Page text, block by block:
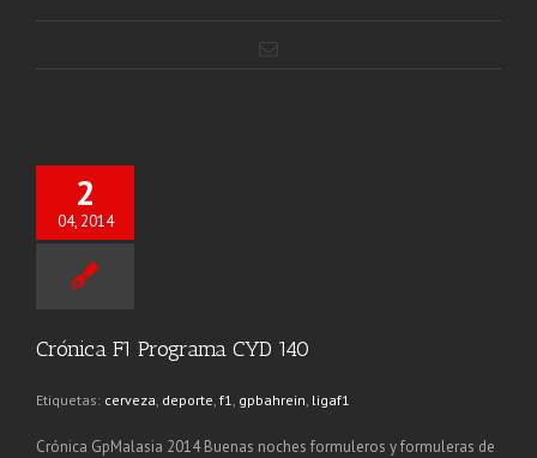
2
04, 2014
Crónica F1 Programa CYD 140
Etiquetas: cerveza deporte f1 gpbahrein ligaf1
Crónica GpMalasia 2014 Buenas noches formuleros y formuleras de